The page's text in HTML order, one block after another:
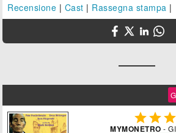
Recensione | Cast | Rassegna stampa |

MYMONETRO -